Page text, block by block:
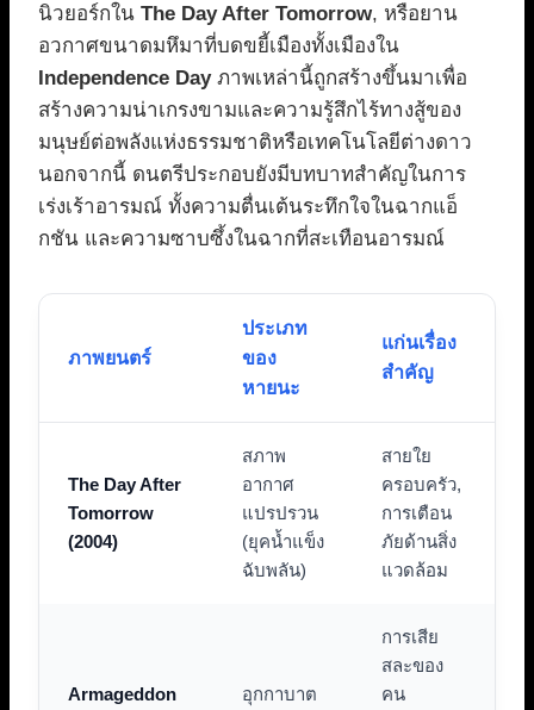
นิวยอร์กใน The Day After Tomorrow, หรือยาน
อวกาศขนาดมหึมาที่บดขยี้เมืองทั้งเมืองใน
Independence Dayภาพเหล่านี้ถูกสร้างขึ้นมาเพื่อ
สร้างความน่าเกรงขามและความรู้สึกไร้ทางสู้ของ
มนุษย์ต่อพลังแห่งธรรมชาติหรือเทคโนโลยีต่างดาว
นอกจากนี้ ดนตรีประกอบยังมีบทบาทสำคัญในการ
เร่งเร้าอารมณ์ ทั้งความตื่นเต้นระทึกใจในฉากแอ็
กชัน และความซาบซึ้งในฉากที่สะเทือนอารมณ์
ภาพยนตร์
ประเภท
ของ
หายนะ
แก่นเรื่อง
สำคัญ
The Day After
Tomorrow
(2004)
สภาพ
อากาศ
แปรปรวน
(ยุคน้ำแข็ง
ฉับพลัน)
สายใย
ครอบครัว,
การเตือน
ภัยด้านสิ่ง
แวดล้อม
Armageddon
อุกกาบาต
การเสีย
สละของ
คน